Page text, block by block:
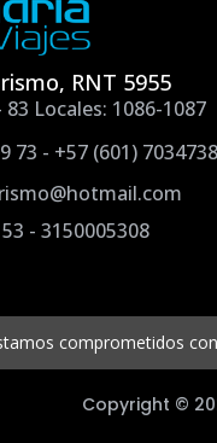
RNT 5955
83 Locales: 1086-1087
73 - +57 (601) 7034738
- 3150005308
comprometidos
Copyright ©